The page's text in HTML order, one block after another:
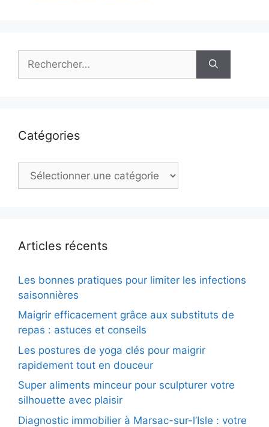
Catégories
Catégories
Articles récents
Les bonnes pratiques pour limiter les infections
saisonnières
Maigrir efficacement grâce aux substituts de
repas : astuces et conseils
Les postures de yoga clés pour maigrir
rapidement tout en douceur
Super aliments minceur pour sculpturer votre
silhouette avec plaisir
Diagnostic immobilier à Marsac-sur-l’Isle : votre